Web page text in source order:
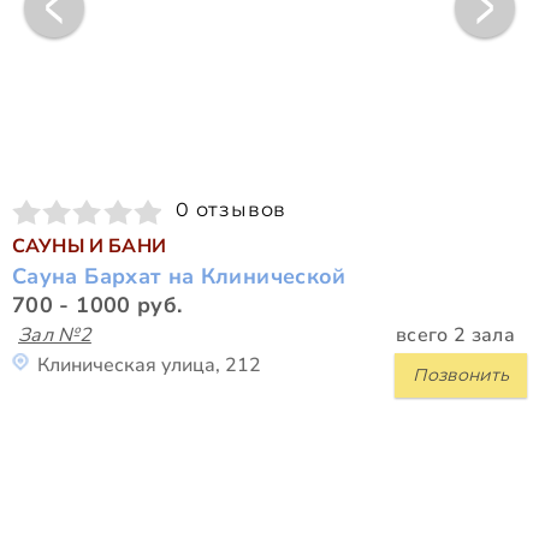
0 отзывов
САУНЫ И БАНИ
Сауна Бархат на Клинической
700 - 1000 руб.
Зал №2 всего 2 зала
Позвонить
Клиническая улица, 212